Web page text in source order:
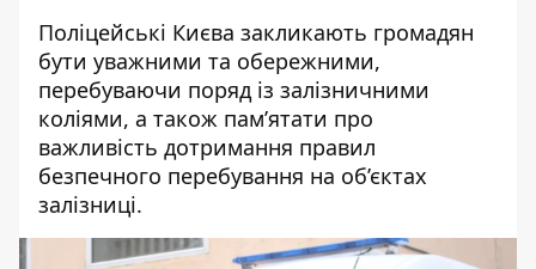
Поліцейські Києва закликають громадян
бути уважними та обережними,
перебуваючи поряд із залізничними
коліями, а також пам’ятати про
важливість дотримання правил
безпечного перебування на об’єктах
залізниці.